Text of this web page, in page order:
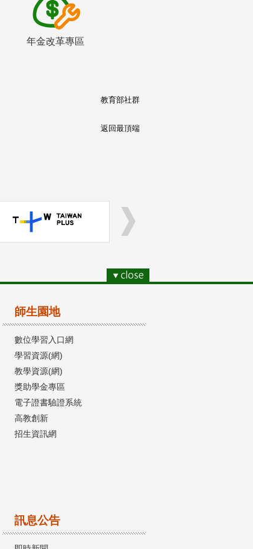
年金改革專區
教育部社群
返回最頂端
師生園地
數位學習入口網
學習資源(網)
教學資源(網)
獎助學金專區
電子證書驗證系統
高教創新
招生資訊網
訊息公告